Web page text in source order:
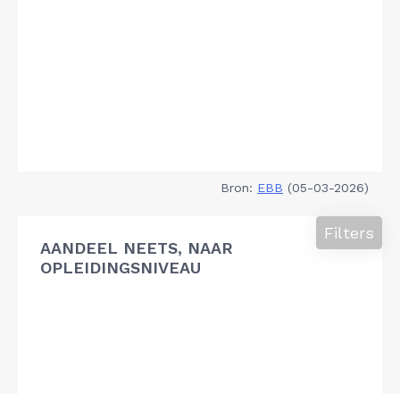
Bron: EBB (05-03-2026)
AANDEEL NEETS, NAAR
OPLEIDINGSNIVEAU
Filters